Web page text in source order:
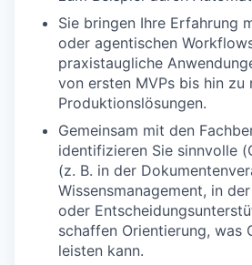
Sie bringen Ihre Erfahrung
oder agentischen
praxistaugliche
von ersten MVPs bis hin zu
Produktionslösungen.
Gemeinsam mit den
identifizieren Sie sinnvolle
(z. B. in der
Wissensmanagement, in
oder
schaffen Orientierung, was
leisten kann.